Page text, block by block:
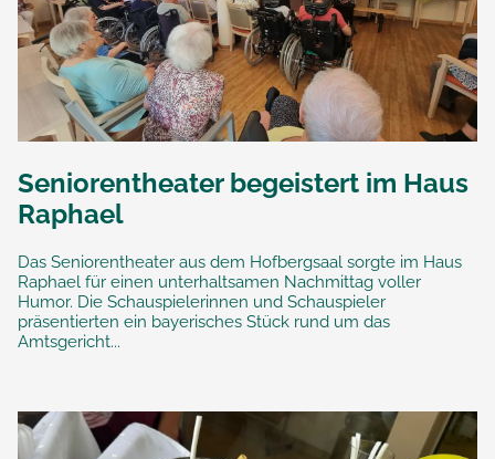
Seniorentheater begeistert im Haus
Raphael
Das Seniorentheater aus dem Hofbergsaal sorgte im Haus
Raphael für einen unterhaltsamen Nachmittag voller
Humor. Die Schauspielerinnen und Schauspieler
präsentierten ein bayerisches Stück rund um das
Amtsgericht...